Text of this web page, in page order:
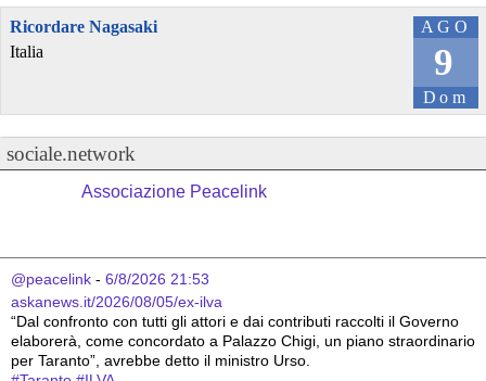
AGO
9
Dom
Ricordare Nagasaki
Italia
sociale.network
Associazione Peacelink
@peacelink - 6/8/2026 21:53
askanews.it/2026/08/05/ex-ilva
“Dal confronto con tutti gli attori e dai contributi raccolti il Governo
elaborerà, come concordato a Palazzo Chigi, un piano straordinario
per Taranto”, avrebbe detto il ministro Urso.